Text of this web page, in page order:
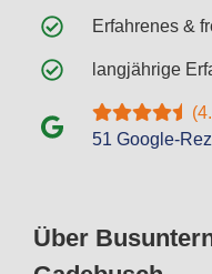
Über
Erfahrenes &
langjährige
51 Google-